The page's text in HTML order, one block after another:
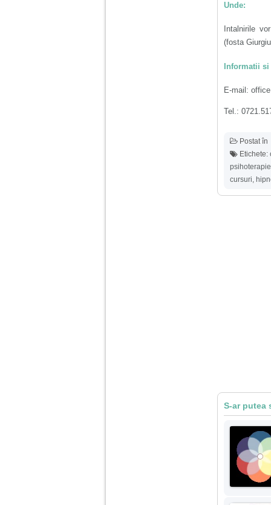
Unde:
Intalnirile
(fosta
Informatii
E-mail:
Tel.:
Postat în
Etichete:
psihoterapie
cursuri,
S-ar putea